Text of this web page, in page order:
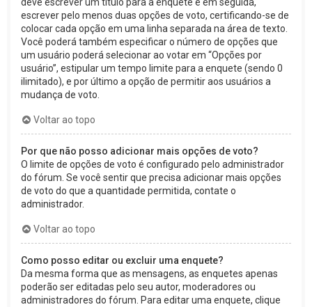
deve escrever um título para a enquete e em seguida,
escrever pelo menos duas opções de voto, certificando-se de
colocar cada opção em uma linha separada na área de texto.
Você poderá também especificar o número de opções que
um usuário poderá selecionar ao votar em “Opções por
usuário”, estipular um tempo limite para a enquete (sendo 0
ilimitado), e por último a opção de permitir aos usuários a
mudança de voto.
Voltar ao topo
Por que não posso adicionar mais opções de voto?
O limite de opções de voto é configurado pelo administrador
do fórum. Se você sentir que precisa adicionar mais opções
de voto do que a quantidade permitida, contate o
administrador.
Voltar ao topo
Como posso editar ou excluir uma enquete?
Da mesma forma que as mensagens, as enquetes apenas
poderão ser editadas pelo seu autor, moderadores ou
administradores do fórum. Para editar uma enquete, clique